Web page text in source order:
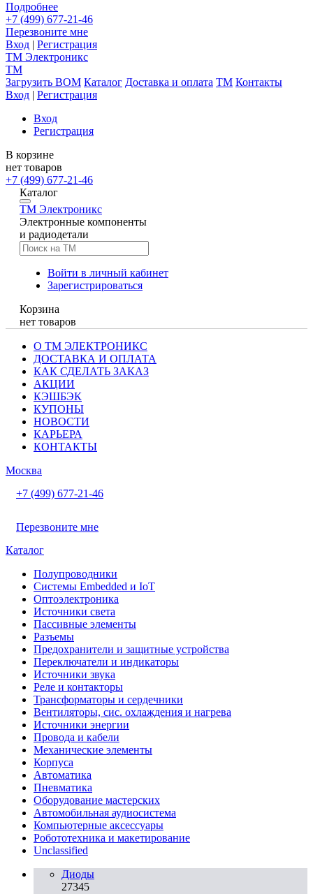
Подробнее
+7 (499) 677-21-46
Перезвоните мне
Вход | Регистрация
TM Электроникс
TM
Загрузить BOM Каталог Доставка и оплата TM Контакты
Вход | Регистрация
Вход
Регистрация
В корзине
нет товаров
+7 (499) 677-21-46
Каталог
TM Электроникс
Электронные компоненты
и радиодетали
Войти в личный кабинет
Зарегистрироваться
Корзина
нет товаров
О ТМ ЭЛЕКТРОНИКС
ДОСТАВКА И ОПЛАТА
КАК СДЕЛАТЬ ЗАКАЗ
АКЦИИ
КЭШБЭК
КУПОНЫ
НОВОСТИ
КАРЬЕРА
КОНТАКТЫ
Москва
+7 (499) 677-21-46
Перезвоните мне
Каталог
Полупроводники
Системы Embedded и IoT
Oптоэлектроника
Источники света
Пассивные элементы
Разъeмы
Предохранители и защитные устройства
Переключатели и индикаторы
Источники звука
Реле и контакторы
Трансформаторы и сердечники
Вентиляторы, сис. охлаждения и нагрева
Источники энергии
Провода и кабели
Механические элементы
Корпуса
Автоматика
Пневматика
Оборудование мастерских
Автомобильная аудиосистема
Компьютерные аксессуары
Робототехника и макетирование
Unclassified
Диоды
27345